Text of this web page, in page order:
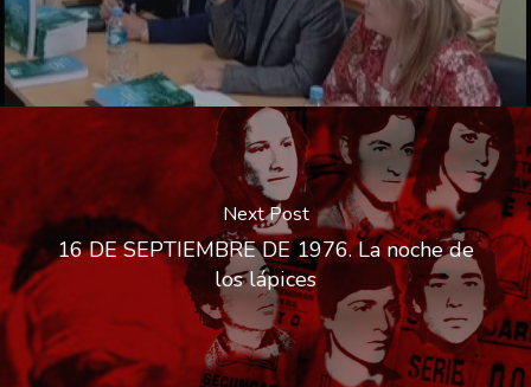
Next Post
16 DE SEPTIEMBRE DE 1976. La noche de
los lápices